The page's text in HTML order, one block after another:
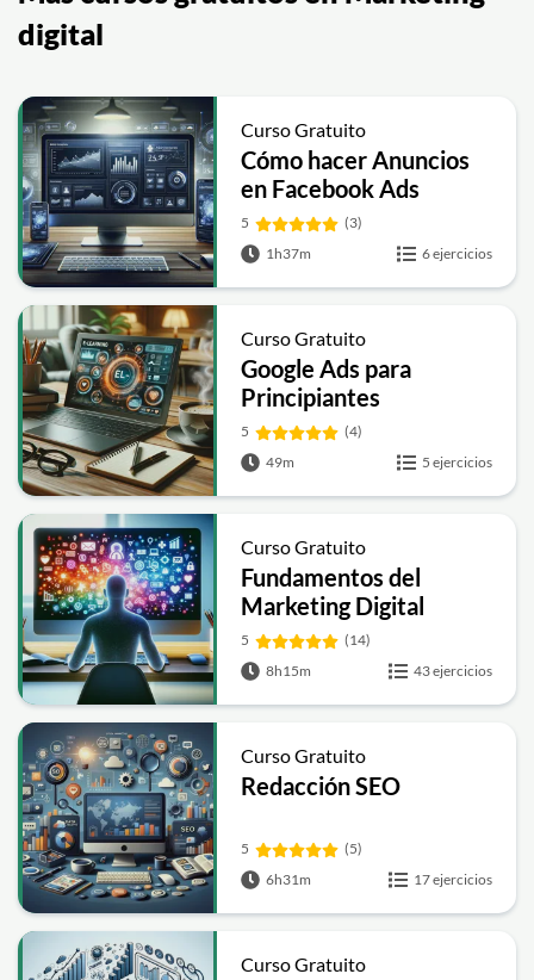
digital
Curso Gratuito
Cómo hacer Anuncios
en Facebook Ads
5
(3)
1h37m
6 ejercicios
Curso Gratuito
Google Ads para
Principiantes
5
(4)
49m
5 ejercicios
Curso Gratuito
Fundamentos del
Marketing Digital
5
(14)
8h15m
43 ejercicios
Curso Gratuito
Redacción SEO
5
(5)
6h31m
17 ejercicios
Curso Gratuito